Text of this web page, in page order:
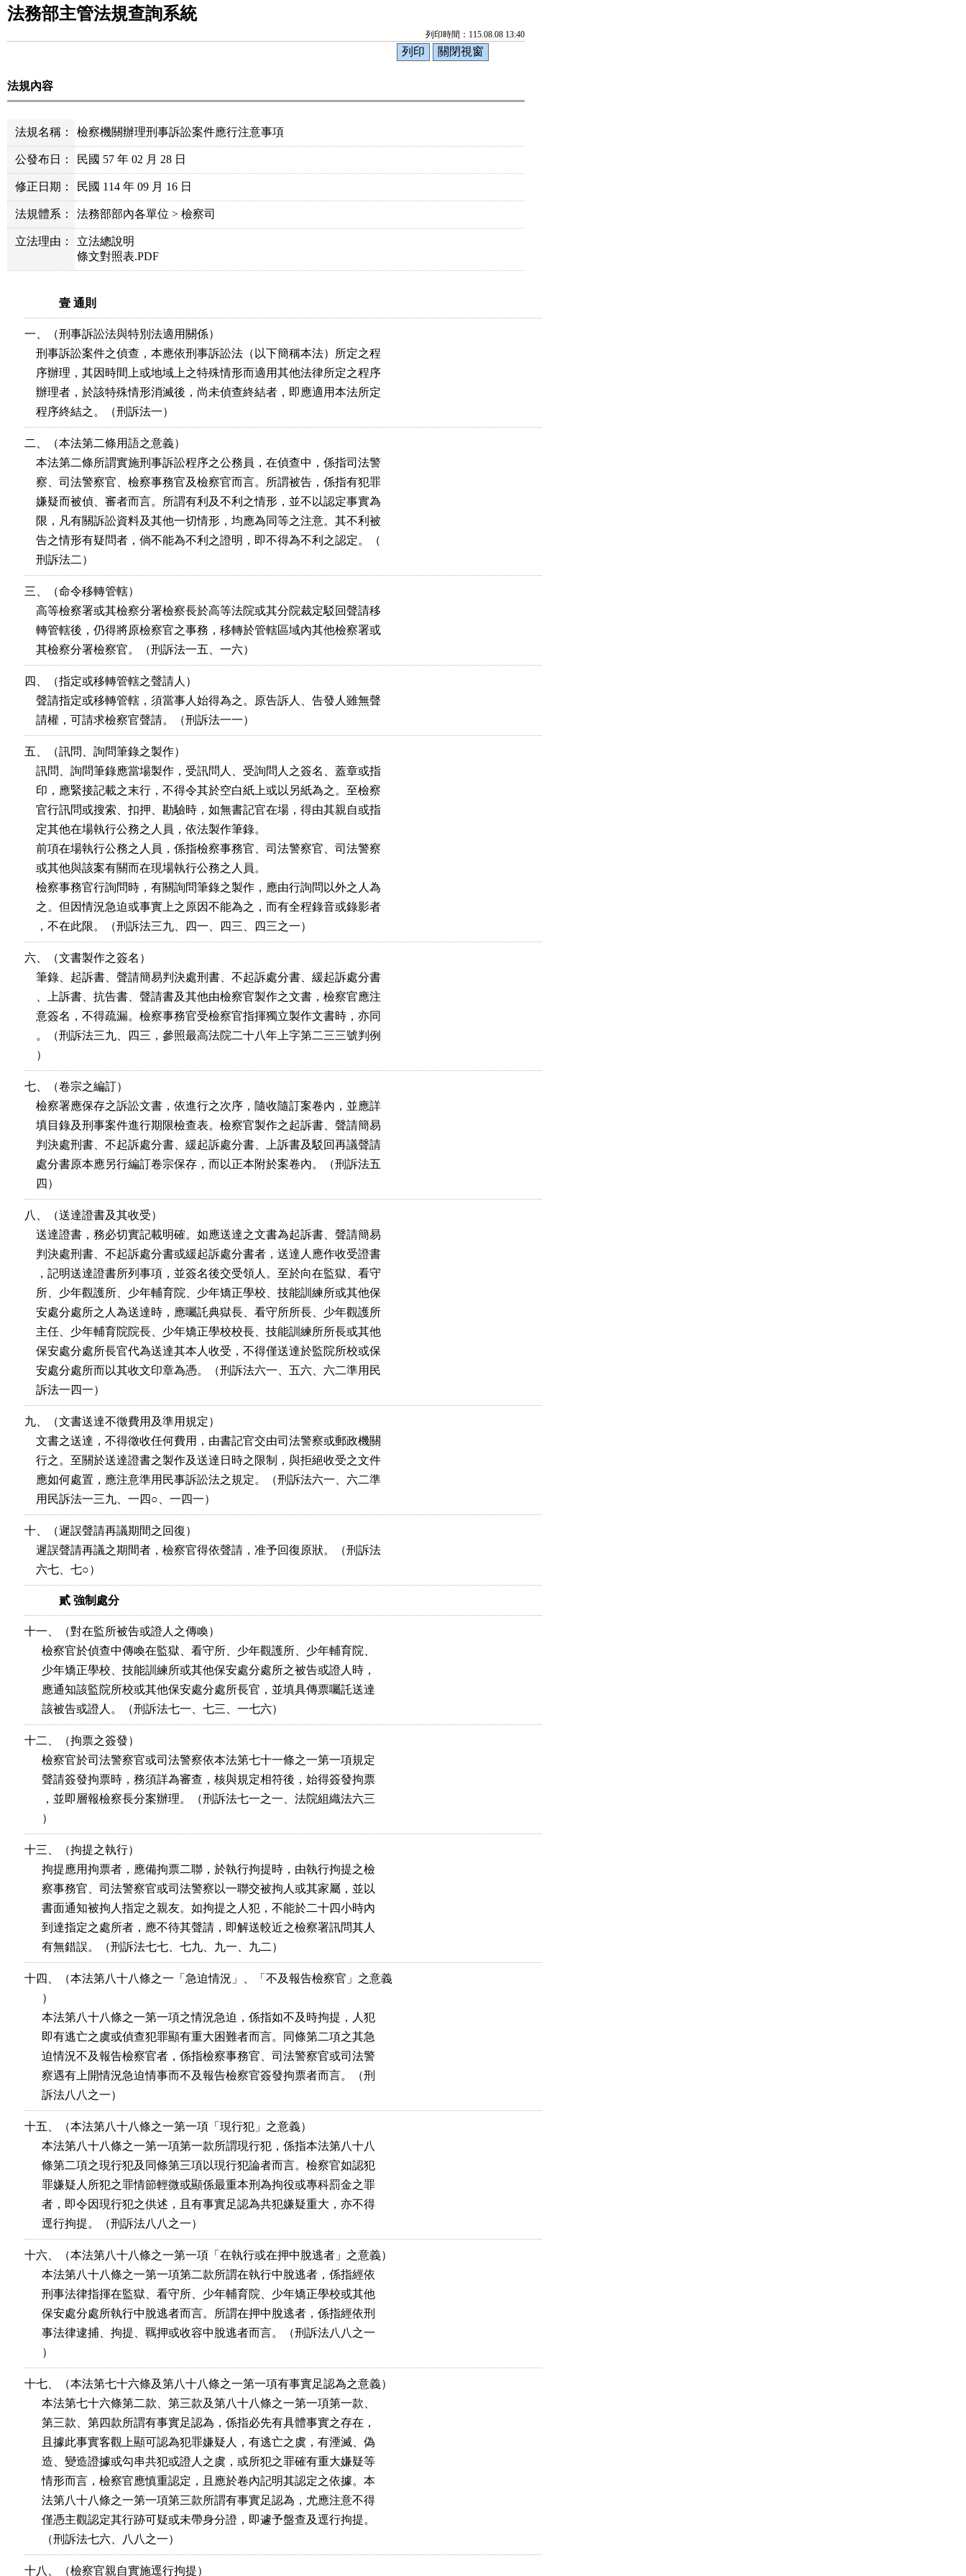
法務部主管法規查詢系統
列印時間：115.08.08 13:40
法規內容
法規名稱： 檢察機關辦理刑事訴訟案件應行注意事項
公發布日： 民國 57 年 02 月 28 日
修正日期： 民國 114 年 09 月 16 日
法規體系： 法務部部內各單位 > 檢察司
立法理由：
立法總說明
條文對照表.PDF
壹 通則
一、（刑事訴訟法與特別法適用關係）
    刑事訴訟案件之偵查，本應依刑事訴訟法（以下簡稱本法）所定之程
    序辦理，其因時間上或地域上之特殊情形而適用其他法律所定之程序
    辦理者，於該特殊情形消滅後，尚未偵查終結者，即應適用本法所定
    程序終結之。（刑訴法一）
二、（本法第二條用語之意義）
    本法第二條所謂實施刑事訴訟程序之公務員，在偵查中，係指司法警
    察、司法警察官、檢察事務官及檢察官而言。所謂被告，係指有犯罪
    嫌疑而被偵、審者而言。所謂有利及不利之情形，並不以認定事實為
    限，凡有關訴訟資料及其他一切情形，均應為同等之注意。其不利被
    告之情形有疑問者，倘不能為不利之證明，即不得為不利之認定。（
    刑訴法二）
三、（命令移轉管轄）
    高等檢察署或其檢察分署檢察長於高等法院或其分院裁定駁回聲請移
    轉管轄後，仍得將原檢察官之事務，移轉於管轄區域內其他檢察署或
    其檢察分署檢察官。（刑訴法一五、一六）
四、（指定或移轉管轄之聲請人）
    聲請指定或移轉管轄，須當事人始得為之。原告訴人、告發人雖無聲
    請權，可請求檢察官聲請。（刑訴法一一）
五、（訊問、詢問筆錄之製作）
    訊問、詢問筆錄應當場製作，受訊問人、受詢問人之簽名、蓋章或指
    印，應緊接記載之末行，不得令其於空白紙上或以另紙為之。至檢察
    官行訊問或搜索、扣押、勘驗時，如無書記官在場，得由其親自或指
    定其他在場執行公務之人員，依法製作筆錄。
    前項在場執行公務之人員，係指檢察事務官、司法警察官、司法警察
    或其他與該案有關而在現場執行公務之人員。
    檢察事務官行詢問時，有關詢問筆錄之製作，應由行詢問以外之人為
    之。但因情況急迫或事實上之原因不能為之，而有全程錄音或錄影者
    ，不在此限。（刑訴法三九、四一、四三、四三之一）
六、（文書製作之簽名）
    筆錄、起訴書、聲請簡易判決處刑書、不起訴處分書、緩起訴處分書
    、上訴書、抗告書、聲請書及其他由檢察官製作之文書，檢察官應注
    意簽名，不得疏漏。檢察事務官受檢察官指揮獨立製作文書時，亦同
    。（刑訴法三九、四三，參照最高法院二十八年上字第二三三號判例
    ）
七、（卷宗之編訂）
    檢察署應保存之訴訟文書，依進行之次序，隨收隨訂案卷內，並應詳
    填目錄及刑事案件進行期限檢查表。檢察官製作之起訴書、聲請簡易
    判決處刑書、不起訴處分書、緩起訴處分書、上訴書及駁回再議聲請
    處分書原本應另行編訂卷宗保存，而以正本附於案卷內。（刑訴法五
    四）
八、（送達證書及其收受）
    送達證書，務必切實記載明確。如應送達之文書為起訴書、聲請簡易
    判決處刑書、不起訴處分書或緩起訴處分書者，送達人應作收受證書
    ，記明送達證書所列事項，並簽名後交受領人。至於向在監獄、看守
    所、少年觀護所、少年輔育院、少年矯正學校、技能訓練所或其他保
    安處分處所之人為送達時，應囑託典獄長、看守所所長、少年觀護所
    主任、少年輔育院院長、少年矯正學校校長、技能訓練所所長或其他
    保安處分處所長官代為送達其本人收受，不得僅送達於監院所校或保
    安處分處所而以其收文印章為憑。（刑訴法六一、五六、六二準用民
    訴法一四一）
九、（文書送達不徵費用及準用規定）
    文書之送達，不得徵收任何費用，由書記官交由司法警察或郵政機關
    行之。至關於送達證書之製作及送達日時之限制，與拒絕收受之文件
    應如何處置，應注意準用民事訴訟法之規定。（刑訴法六一、六二準
    用民訴法一三九、一四○、一四一）
十、（遲誤聲請再議期間之回復）
    遲誤聲請再議之期間者，檢察官得依聲請，准予回復原狀。（刑訴法
貳 強制處分
十一、（對在監所被告或證人之傳喚）
      檢察官於偵查中傳喚在監獄、看守所、少年觀護所、少年輔育院、
      少年矯正學校、技能訓練所或其他保安處分處所之被告或證人時，
      應通知該監院所校或其他保安處分處所長官，並填具傳票囑託送達
      該被告或證人。（刑訴法七一、七三、一七六）
十二、（拘票之簽發）
      檢察官於司法警察官或司法警察依本法第七十一條之一第一項規定
      聲請簽發拘票時，務須詳為審查，核與規定相符後，始得簽發拘票
      ，並即層報檢察長分案辦理。（刑訴法七一之一、法院組織法六三
      ）
十三、（拘提之執行）
      拘提應用拘票者，應備拘票二聯，於執行拘提時，由執行拘提之檢
      察事務官、司法警察官或司法警察以一聯交被拘人或其家屬，並以
      書面通知被拘人指定之親友。如拘提之人犯，不能於二十四小時內
      到達指定之處所者，應不待其聲請，即解送較近之檢察署訊問其人
      有無錯誤。（刑訴法七七、七九、九一、九二）
十四、（本法第八十八條之一「急迫情況」、「不及報告檢察官」之意義
      ）
      本法第八十八條之一第一項之情況急迫，係指如不及時拘提，人犯
      即有逃亡之虞或偵查犯罪顯有重大困難者而言。同條第二項之其急
      迫情況不及報告檢察官者，係指檢察事務官、司法警察官或司法警
      察遇有上開情況急迫情事而不及報告檢察官簽發拘票者而言。（刑
      訴法八八之一）
十五、（本法第八十八條之一第一項「現行犯」之意義）
      本法第八十八條之一第一項第一款所謂現行犯，係指本法第八十八
      條第二項之現行犯及同條第三項以現行犯論者而言。檢察官如認犯
      罪嫌疑人所犯之罪情節輕微或顯係最重本刑為拘役或專科罰金之罪
      者，即令因現行犯之供述，且有事實足認為共犯嫌疑重大，亦不得
      逕行拘提。（刑訴法八八之一）
十六、（本法第八十八條之一第一項「在執行或在押中脫逃者」之意義）
      本法第八十八條之一第一項第二款所謂在執行中脫逃者，係指經依
      刑事法律指揮在監獄、看守所、少年輔育院、少年矯正學校或其他
      保安處分處所執行中脫逃者而言。所謂在押中脫逃者，係指經依刑
      事法律逮捕、拘提、羈押或收容中脫逃者而言。（刑訴法八八之一
      ）
十七、（本法第七十六條及第八十八條之一第一項有事實足認為之意義）
      本法第七十六條第二款、第三款及第八十八條之一第一項第一款、
      第三款、第四款所謂有事實足認為，係指必先有具體事實之存在，
      且據此事實客觀上顯可認為犯罪嫌疑人，有逃亡之虞，有湮滅、偽
      造、變造證據或勾串共犯或證人之虞，或所犯之罪確有重大嫌疑等
      情形而言，檢察官應慎重認定，且應於卷內記明其認定之依據。本
      法第八十八條之一第一項第三款所謂有事實足認為，尤應注意不得
      僅憑主觀認定其行跡可疑或未帶身分證，即遽予盤查及逕行拘提。
      （刑訴法七六、八八之一）
十八、（檢察官親自實施逕行拘提）